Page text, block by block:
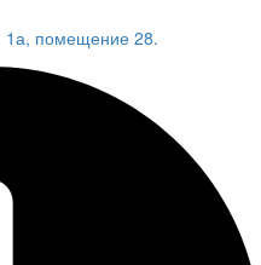
1а, помещение 28.